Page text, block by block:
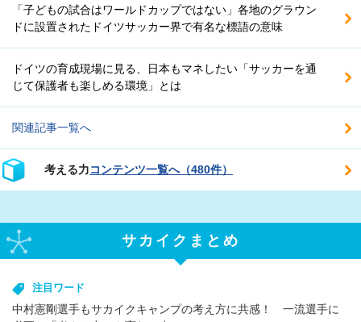
「子どもの試合はワールドカップではない」各地のグラウン
ドに設置されたドイツサッカー界で有名な標語の意味
ドイツの育成現場に見る、日本もマネしたい「サッカーを通
じて保護者も楽しめる環境」とは
関連記事一覧へ
考える力コンテンツ一覧へ（480件）
サカイクまとめ
注目ワード
中村憲剛選手もサカイクキャンプの考え方に共感！ 一流選手に